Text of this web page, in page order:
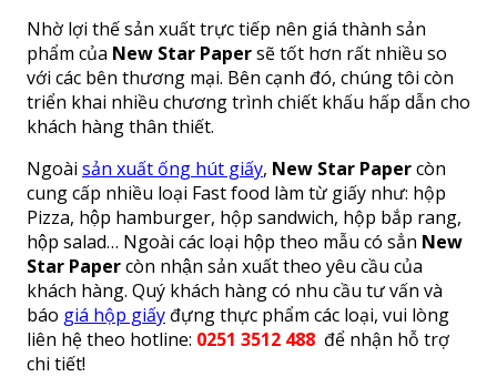
Nhờ lợi thế sản xuất trực tiếp nên giá thành sản
phẩm của New Star Papersẽ tốt hơn rất nhiều so
với các bên thương mại. Bên cạnh đó, chúng tôi còn
triển khai nhiều chương trình chiết khấu hấp dẫn cho
khách hàng thân thiết.
Ngoài sản xuất ống hút giấy, New Star Papercòn
cung cấp nhiều loại Fast food làm từ giấy như: hộp
Pizza, hộp hamburger, hộp sandwich, hộp bắp rang,
hộp salad… Ngoài các loại hộp theo mẫu có sẳn New
Star Papercòn nhận sản xuất theo yêu cầu của
khách hàng. Quý khách hàng có nhu cầu tư vấn và
báo giá hộp giấy đựng thực phẩm các loại, vui lòng
liên hệ theo hotline: 0251 3512 488 để nhận hỗ trợ
chi tiết!